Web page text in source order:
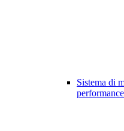
Sistema di
performance